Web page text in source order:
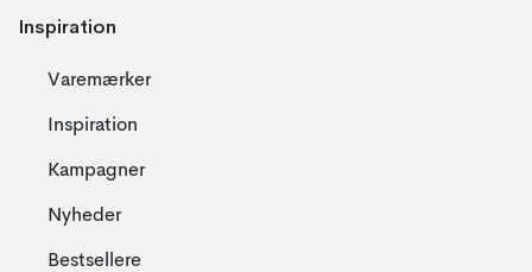
Inspiration
Varemærker
Inspiration
Kampagner
Nyheder
Bestsellere